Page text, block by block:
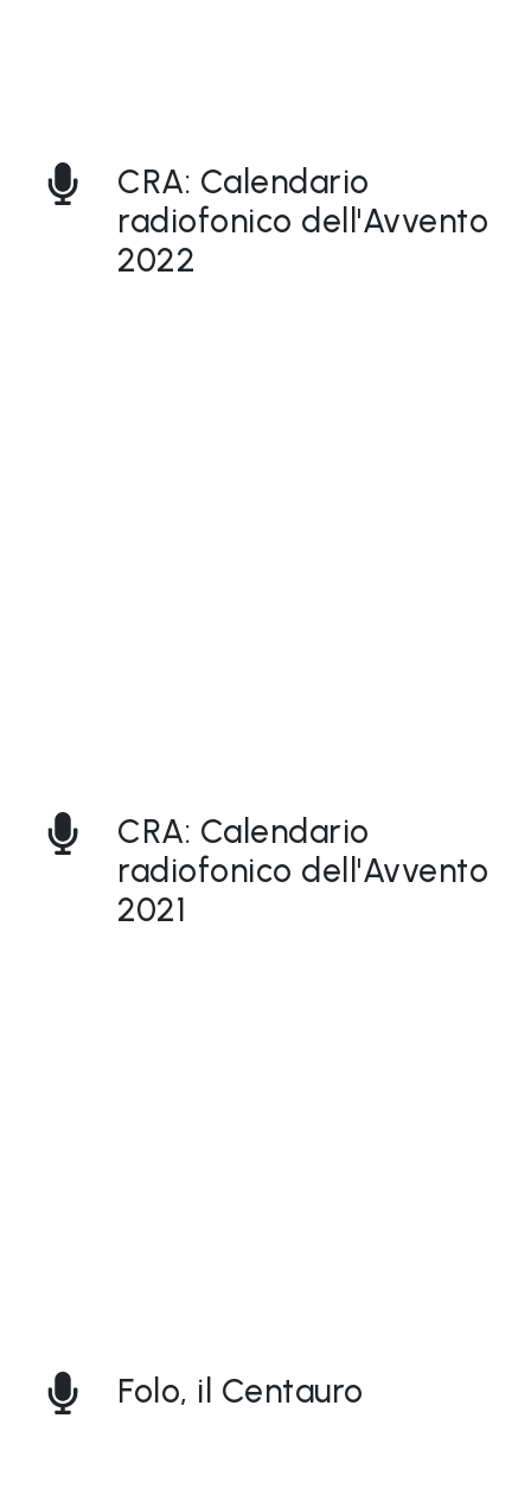
CRA: Calendario
radiofonico dell'Avvento
2022
CRA: Calendario
radiofonico dell'Avvento
2021
Folo, il Centauro